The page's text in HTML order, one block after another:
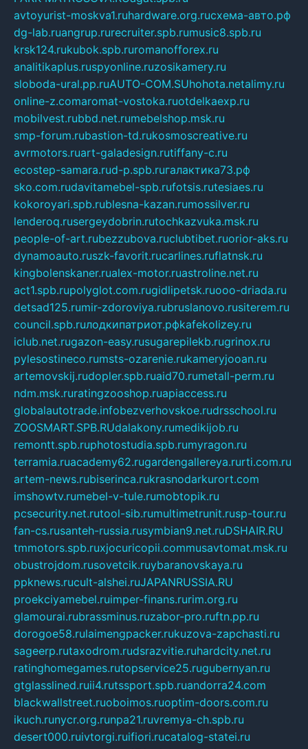
avtoyurist-moskva1.ruhardware.org.ruсхема-авто.рф
dg-lab.ruangrup.rurecruiter.spb.rumusic8.spb.ru
krsk124.rukubok.spb.ruromanofforex.ru
analitikaplus.ruspyonline.ruzosikamery.ru
sloboda-ural.pp.ruAUTO-COM.SUhohota.netalimy.ru
online-z.comaromat-vostoka.ruotdelkaexp.ru
mobilvest.rubbd.net.rumebelshop.msk.ru
smp-forum.rubastion-td.rukosmoscreative.ru
avrmotors.ruart-galadesign.rutiffany-c.ru
ecostep-samara.rud-p.spb.ruгалактика73.рф
sko.com.rudavitamebel-spb.rufotsis.rutesiaes.ru
kokoroyari.spb.rublesna-kazan.rumossilver.ru
lenderoq.rusergeydobrin.rutochkazvuka.msk.ru
people-of-art.rubezzubova.ruclubtibet.ruorior-aks.ru
dynamoauto.ruszk-favorit.rucarlines.ruflatnsk.ru
kingbolenskaner.rualex-motor.ruastroline.net.ru
act1.spb.rupolyglot.com.rugidlipetsk.ruooo-driada.ru
detsad125.rumir-zdoroviya.rubruslanovo.rusiterem.ru
council.spb.ruлодкипатриот.рфkafekolizey.ru
iclub.net.rugazon-easy.rusugarepilekb.rugrinox.ru
pylesostineco.rumsts-ozarenie.rukameryjooan.ru
artemovskij.rudopler.spb.ruaid70.rumetall-perm.ru
ndm.msk.ruratingzooshop.ruapiaccess.ru
globalautotrade.infobezverhovskoe.rudrsschool.ru
ZOOSMART.SPB.RUdalakony.rumedikijob.ru
remontt.spb.ruphotostudia.spb.rumyragon.ru
terramia.ruacademy62.rugardengallereya.rurti.com.ru
artem-news.rubiserinca.rukrasnodarkurort.com
imshowtv.rumebel-v-tule.rumobtopik.ru
pcsecurity.net.rutool-sib.rumultimetrunit.rusp-tour.ru
fan-cs.rusanteh-russia.rusymbian9.net.ruDSHAIR.RU
tmmotors.spb.ruxjocuricopii.commusavtomat.msk.ru
obustrojdom.rusovetcik.ruybaranovskaya.ru
ppknews.rucult-alshei.ruJAPANRUSSIA.RU
proekciyamebel.ruimper-finans.rurim.org.ru
glamourai.rubrassminus.ruzabor-pro.ruftn.pp.ru
dorogoe58.rulaimengpacker.rukuzova-zapchasti.ru
sageerp.rutaxodrom.rudsrazvitie.ruhardcity.net.ru
ratinghomegames.rutopservice25.rugubernyan.ru
gtglasslined.ruii4.rutssport.spb.ruandorra24.com
blackwallstreet.ruoboimos.ruoptim-doors.com.ru
ikuch.runycr.org.runpa21.ruvremya-ch.spb.ru
desert000.ruivtorgi.ruifiori.rucatalog-statei.ru